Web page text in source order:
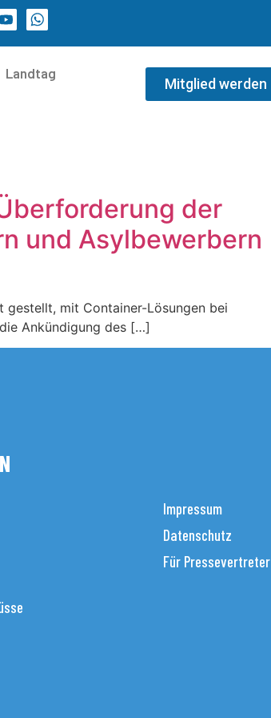
Landtag
Mitglied werden
der
und Asylbewerbern
gestellt, mit Container-Lösungen bei
Ankündigung des […]
Impressum
Datenschutz
Für Pressevertreter